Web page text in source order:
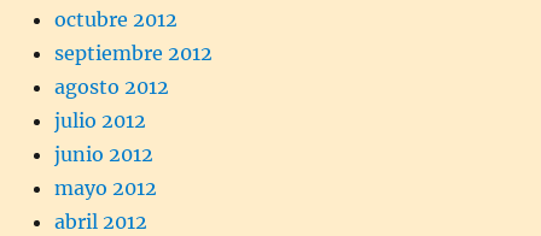
octubre 2012
septiembre 2012
agosto 2012
julio 2012
junio 2012
mayo 2012
abril 2012